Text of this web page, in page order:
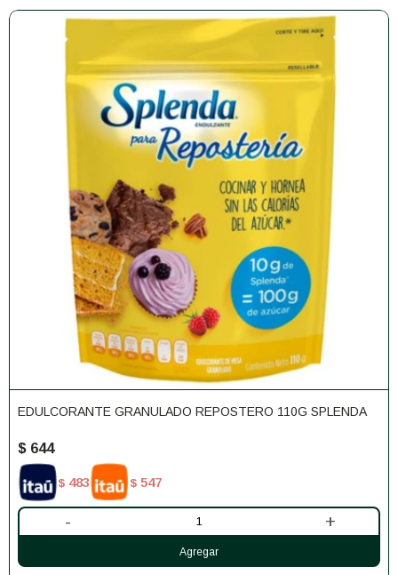
EDULCORANTE GRANULADO REPOSTERO 110G SPLENDA
$ 644
$ 483 $ 547
- +